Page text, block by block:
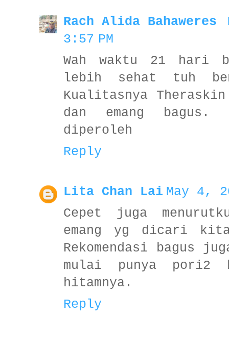
Rach Alida Bahaweres
3:57 PM
Wah waktu 21 hari
lebih sehat tuh
Kualitasnya
dan emang bagus.
diperoleh
Reply
Lita Chan Lai May 4,
Cepet juga
emang yg dicari
Rekomendasi bagus
mulai punya pori2
hitamnya.
Reply